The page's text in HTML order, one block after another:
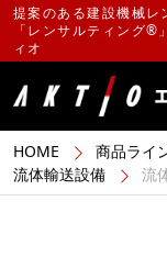
提案のある建設機械レ
「レンサルティング®
ィオ
HOME 商品ライ
流体輸送設備
流